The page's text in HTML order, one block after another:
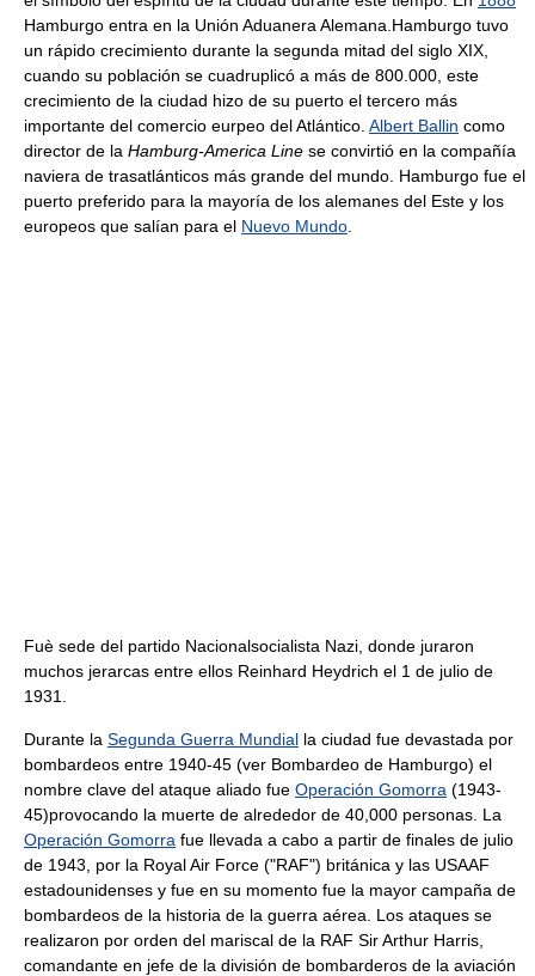
Hamburgo entra en la Unión Aduanera Alemana.Hamburgo tuvo
un rápido crecimiento durante la segunda mitad del siglo XIX,
cuando su población se cuadruplicó a más de 800.000, este
crecimiento de la ciudad hizo de su puerto el tercero más
importante del comercio eurpeo del Atlántico. Albert Ballin como
director de la Hamburg-America Line se convirtió en la compañía
naviera de trasatlánticos más grande del mundo. Hamburgo fue el
puerto preferido para la mayoría de los alemanes del Este y los
europeos que salían para el Nuevo Mundo
Fuè sede del partido Nacionalsocialista Nazi, donde juraron
muchos jerarcas entre ellos Reinhard Heydrich el 1 de julio de
1931.
Durante la Segunda Guerra Mundial la ciudad fue devastada por
bombardeos entre 1940-45 (ver Bombardeo de Hamburgo) el
nombre clave del ataque aliado fue Operación Gomorra (1943-
45)provocando la muerte de alrededor de 40,000 personas. La
Operación Gomorra fue llevada a cabo a partir de finales de julio
de 1943, por la Royal Air Force ("RAF") británica y las USAAF
estadounidenses y fue en su momento fue la mayor campaña de
bombardeos de la historia de la guerra aérea. Los ataques se
realizaron por orden del mariscal de la RAF Sir Arthur Harris,
comandante en jefe de la división de bombarderos de la aviación